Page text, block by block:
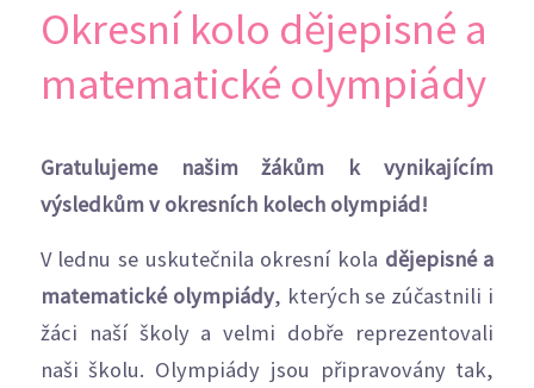
Okresní kolo dějepisné a
matematické olympiády
Gratulujeme našim žákům k vynikajícím
výsledkům v okresních kolech olympiád!
V lednu se uskutečnila okresní kola dějepisné a
matematické olympiády, kterých se zúčastnili i
žáci naší školy a velmi dobře reprezentovali
naši školu. Olympiády jsou připravovány tak,